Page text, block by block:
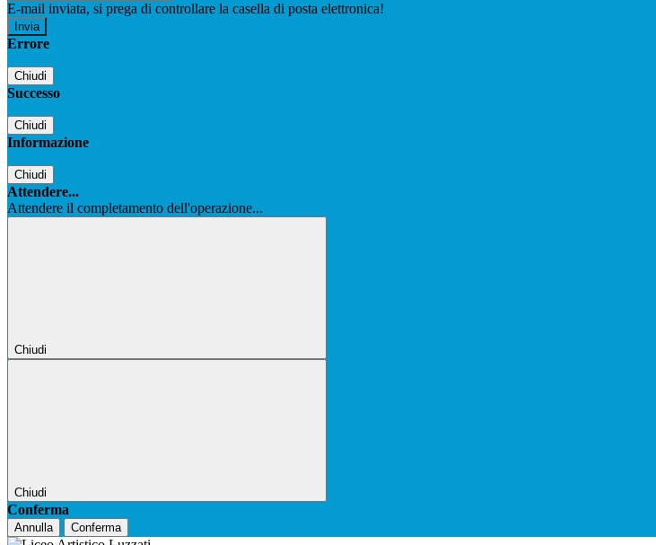
E-mail inviata, si prega di controllare la casella di posta elettronica!
Errore
Chiudi
Successo
Chiudi
Informazione
Chiudi
Attendere...
Attendere il completamento dell'operazione...
Chiudi
Chiudi
Conferma
Annulla Conferma